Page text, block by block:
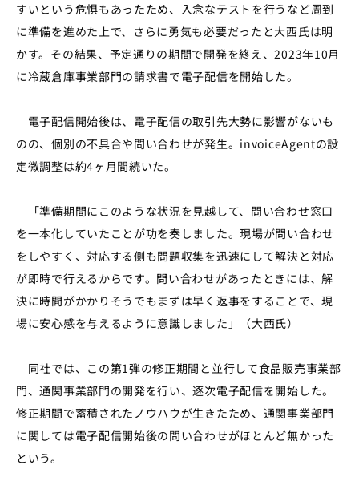
すいという危惧もあったため、入念なテストを行うなど周到
に準備を進めた上で、さらに勇気も必要だったと大西氏は明
かす。その結果、予定通りの期間で開発を終え、2023年10月
に冷蔵倉庫事業部門の請求書で電子配信を開始した。
電子配信開始後は、電子配信の取引先大勢に影響がないも
のの、個別の不具合や問い合わせが発生。 invoiceAgentの設
定微調整は約4ヶ月間続いた。
「準備期間にこのような状況を見越して、問い合わせ窓口
を一本化していたことが功を奏しました。現場が問い合わせ
をしやすく、対応する側も問題収集を迅速にして解決と対応
が即時で行えるからです。問い合わせがあったときには、解
決に時間がかかりそうでもまずは早く返事をすることで、現
場に安心感を与えるように意識しました」（大西氏）
同社では、この第1弾の修正期間と並行して食品販売事業部
門、通関事業部門の開発を行い、逐次電子配信を開始した。
修正期間で蓄積されたノウハウが生きたため、通関事業部門
に関しては電子配信開始後の問い合わせがほとんど無かった
という。